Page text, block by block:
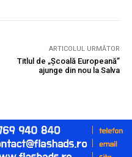
ARTICOLUL URMĂTOR
Titlul de „Școală Europeană”
ajunge din nou la Salva